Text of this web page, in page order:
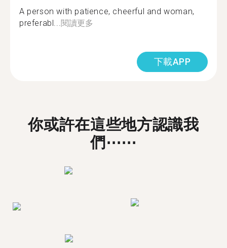
A person with patience, cheerful and woman,
preferabl...閱讀更多
下載APP
你或許在這些地方認識我
們⋯⋯